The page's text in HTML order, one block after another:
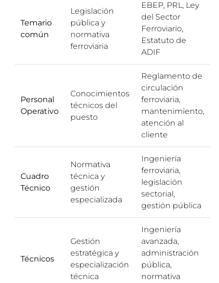
Temario
común
Legislación
pública y
normativa
ferroviaria
EBEP, PRL, Ley
del Sector
Ferroviario,
Estatuto de
ADIF
Personal
Operativo
Conocimientos
técnicos del
puesto
Reglamento de
circulación
ferroviaria,
mantenimiento,
atención al
cliente
Cuadro
Técnico
Normativa
técnica y
gestión
especializada
Ingeniería
ferroviaria,
legislación
sectorial,
gestión pública
Técnicos
Gestión
estratégica y
especialización
técnica
Ingeniería
avanzada,
administración
pública,
normativa